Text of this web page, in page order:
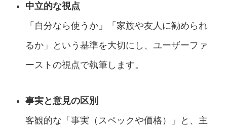
中立的な視点
「自分なら使うか」「家族や友人に勧められ
るか」という基準を大切にし、ユーザーファ
ーストの視点で執筆します。
事実と意見の区別
客観的な「事実（スペックや価格）」と、主